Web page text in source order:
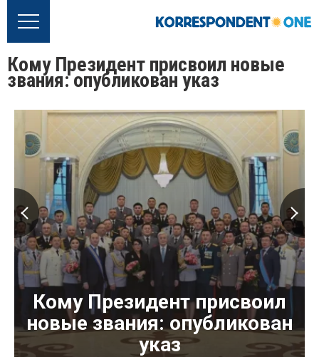
Кому Президент присвоил новые
звания: опубликован указ
Кому Президент присвоил
новые звания: опубликован
указ